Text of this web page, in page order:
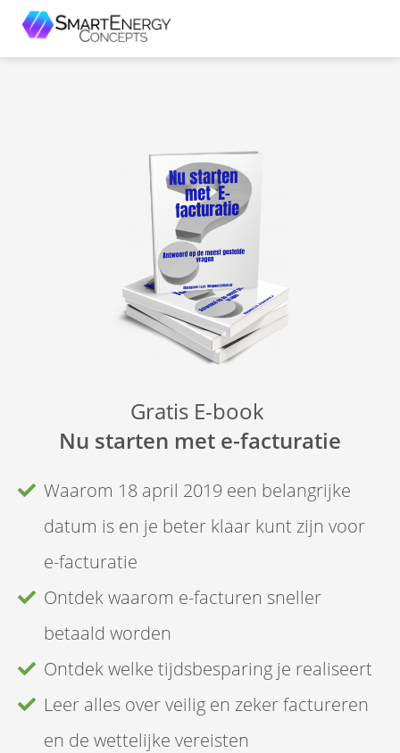
Gratis E-book
Nu starten met e-facturatie
Waarom 18 april 2019 een belangrijke
datum is en je beter klaar kunt zijn voor
e-facturatie
Ontdek waarom e-facturen sneller
betaald worden
Ontdek welke tijdsbesparing je realiseert
Leer alles over veilig en zeker factureren
en de wettelijke vereisten